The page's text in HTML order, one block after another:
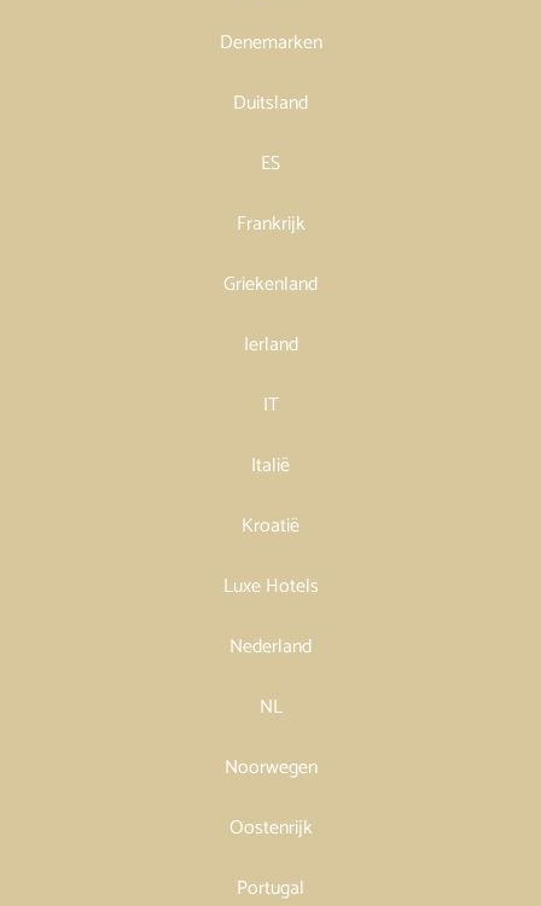
Denemarken
Duitsland
ES
Frankrijk
Griekenland
Ierland
IT
Italië
Kroatië
Luxe Hotels
Nederland
NL
Noorwegen
Oostenrijk
Portugal